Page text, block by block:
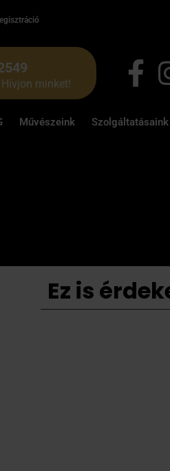
minket!
Művészeink Szolgáltatásaink
Ez is